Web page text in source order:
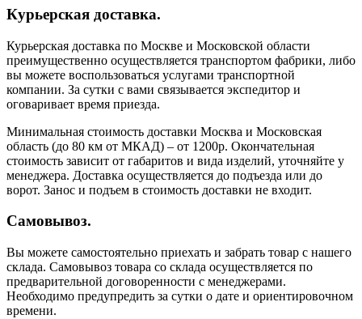
Курьерская доставка.
Курьерская доставка по Москве и Московской области
преимущественно осуществляется транспортом фабрики, либо
вы можете воспользоваться услугами транспортной
компании. За сутки с вами связывается экспедитор и
оговаривает время приезда.
Минимальная стоимость доставки Москва и Московская
область (до 80 км от МКАД) – от 1200р. Окончательная
стоимость зависит от габаритов и вида изделий, уточняйте у
менеджера. Доставка осуществляется до подъезда или до
ворот. Занос и подъем в стоимость доставки не входит.
Самовывоз.
Вы можете самостоятельно приехать и забрать товар с нашего
склада. Самовывоз товара со склада осуществляется по
предварительной договоренности с менеджерами.
Необходимо предупредить за сутки о дате и ориентировочном
времени.